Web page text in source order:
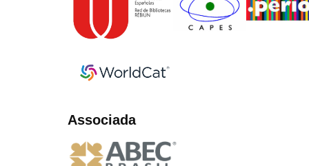
Associada